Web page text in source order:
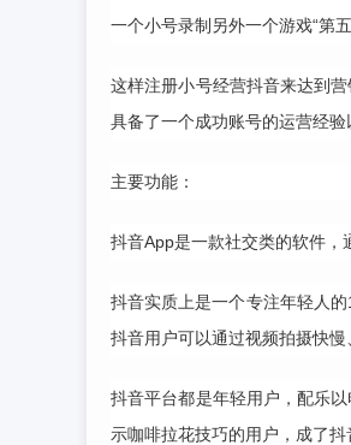
一个小号录制另外一个游戏“第
这样注册小号经营抖音来达到
具备了一个成功账号的运营经验
主要功能：
抖音App是一款社交类的软件，
抖音实质上是一个专注年轻人
抖音用户可以通过视频拍摄快
抖音平台都是年轻用户，配乐
示咖啡拉花技巧的用户，成了抖